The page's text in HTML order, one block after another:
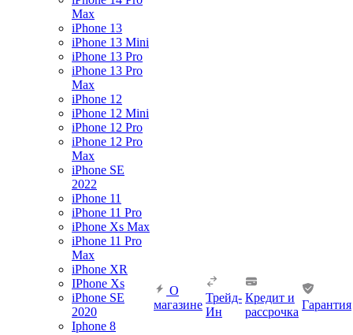
Max
iPhone 13
iPhone 13 Mini
iPhone 13 Pro
iPhone 13 Pro
Max
iPhone 12
iPhone 12 Mini
iPhone 12 Pro
iPhone 12 Pro
Max
iPhone SE
2022
iPhone 11
iPhone 11 Pro
iPhone Xs Max
iPhone 11 Pro
Max
iPhone XR
IPhone Xs
iPhone SE
2020
Iphone 8
О
магазине
Трейд-
Ин
Кредит и
рассрочка
Гарантия